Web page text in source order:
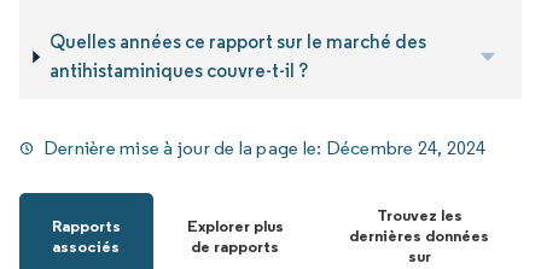
Quelles années ce rapport sur le marché des
antihistaminiques couvre-t-il ?
Dernière mise à jour de la page le: Décembre 24, 2024
Rapports
associés
Explorer plus
de rapports
Trouvez les
dernières données
sur